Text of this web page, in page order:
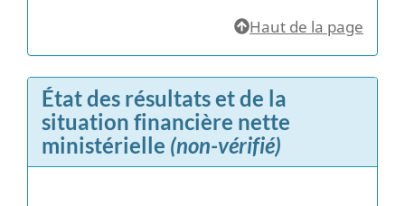
Haut de la page
État des résultats et de la
situation financière nette
ministérielle (non-vérifié)